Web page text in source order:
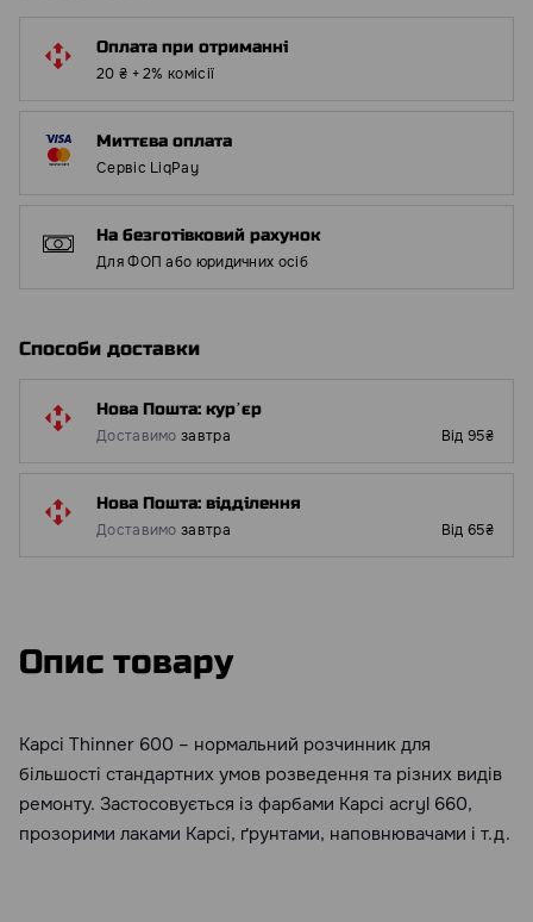
Оплата при отриманні
20 ₴ + 2% комісії
Миттєва оплата
Сервіс LiqPay
На безготівковий рахунок
Для ФОП або юридичних осіб
Способи доставки
Нова Пошта: курʼєр
Доставимо завтра Від 95₴
Нова Пошта: відділення
Доставимо завтра Від 65₴
Опис товару
Kapci Thinner 600 – нормальний розчинник для
більшості стандартних умов розведення та різних видів
ремонту. Застосовується із фарбами Kapci acryl 660,
прозорими лаками Kapci, ґрунтами, наповнювачами і т.д.